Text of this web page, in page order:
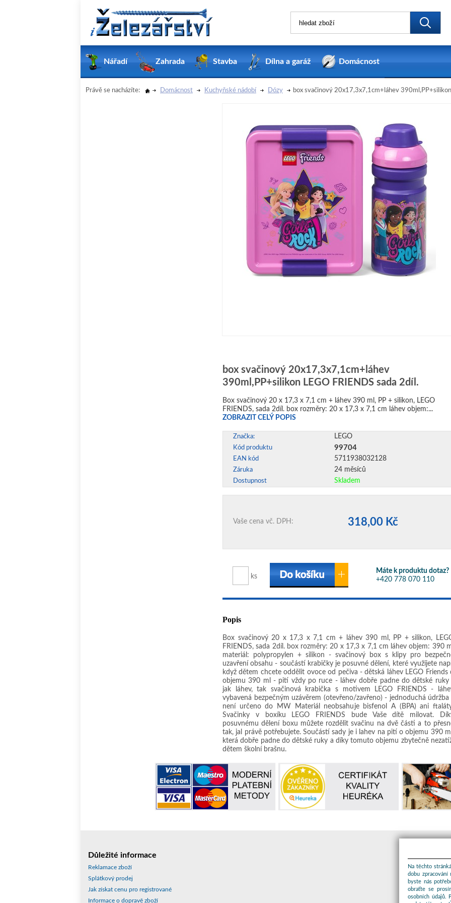
Nářadí Zahrada Stavba Dílna a garáž Domácnost
Právě se nacházíte: Domácnost Kuchyňské nádobí Dózy box svačinový 20x17,3x7,1cm+láhev
box svačinový 20x17,3x7,1cm+láhev
390ml,PP+silikon LEGO FRIENDS sada 2díl.
Box svačinový 20 x 17,3 x 7,1 cm + láhev 390 ml, PP + silikon, LEGO
FRIENDS, sada 2díl. box rozměry: 20 x 17,3 x 7,1 cm láhev objem:...
ZOBRAZIT CELÝ POPIS
Značka: LEGO
Kód produktu 99704
EAN kód 5711938032128
Záruka 24 měsíců
Dostupnost Skladem
Vaše cena vč. DPH: 318,00 Kč
ks
Máte k produktu dotaz?
+420 778 070 110
Popis
Box svačinový 20 x 17,3 x 7,1 cm + láhev 390 ml, PP + silikon,
FRIENDS, sada 2díl. box rozměry: 20 x 17,3 x 7,1 cm láhev objem: 390
materiál: polypropylen + silikon - svačinový box s klipy pro
uzavření obsahu - součástí krabičky je posuvné dělení, které využijete
když dětem chcete oddělit ovoce od pečiva - dětská láhev LEGO Friends
objemu 390 ml - pití vždy po ruce - láhev dobře padne do dětské ruky
jak láhev, tak svačinová krabička s motivem LEGO FRIENDS -
vybavená bezpečným uzávěrem (otevřeno/zavřeno) - jednoduchá údržba
není určeno do MW Materiál neobsahuje bisfenol A (BPA) ani
Svačinky v boxíku LEGO FRIENDS bude Vaše dítě milovat.
posuvnému dělení boxu můžete rozdělit svačinu na dvě části a to
tak, jal právě potřebujete. Součástí sady je i lahev na pití o objemu 390
která dobře padne do dětské ruky a díky tomuto objemu zbytečně
dětem školní brašnu.
Důležité informace
Reklamace zboží
Splátkový prodej
Jak získat cenu pro registrované
Informace o dopravě zboží
Na těchto
dobu zpracování
byste nás
obraťte se
osobních údajů.